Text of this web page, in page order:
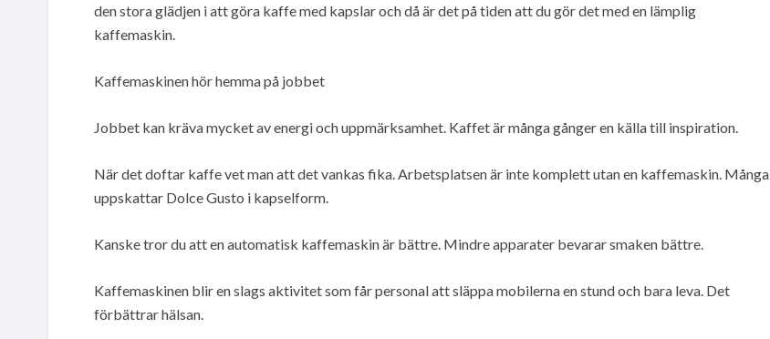
den stora glädjen i att göra kaffe med kapslar och då är det på tiden att du gör det med en lämplig
kaffemaskin.
Kaffemaskinen hör hemma på jobbet
Jobbet kan kräva mycket av energi och uppmärksamhet. Kaffet är många gånger en källa till inspiration.
När det doftar kaffe vet man att det vankas fika. Arbetsplatsen är inte komplett utan en kaffemaskin. Många
uppskattar Dolce Gusto i kapselform.
Kanske tror du att en automatisk kaffemaskin är bättre. Mindre apparater bevarar smaken bättre.
Kaffemaskinen blir en slags aktivitet som får personal att släppa mobilerna en stund och bara leva. Det
förbättrar hälsan.